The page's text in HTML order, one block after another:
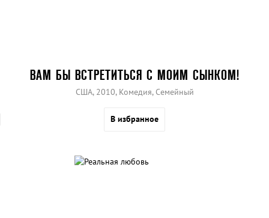
ВАМ БЫ ВСТРЕТИТЬСЯ С МОИМ СЫНКОМ!
США, 2010, Комедия, Семейный
В избранное